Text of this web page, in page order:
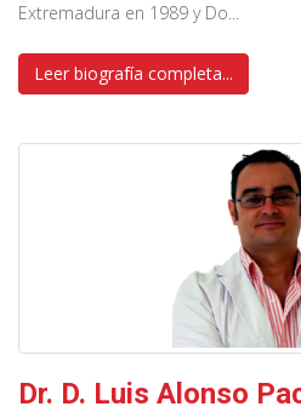
Extremadura en 1989 y Do...
Leer biografía completa...
Dr. D. Luis Alonso